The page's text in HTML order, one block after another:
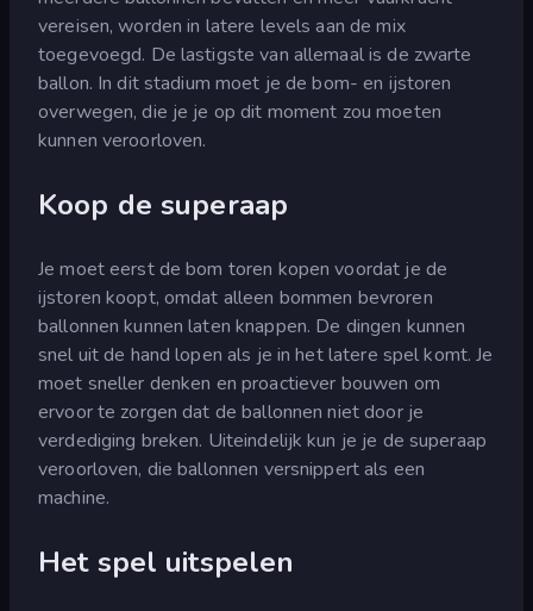
vereisen, worden in latere levels aan de mix
toegevoegd. De lastigste van allemaal is de zwarte
ballon. In dit stadium moet je de bom- en ijstoren
overwegen, die je je op dit moment zou moeten
kunnen veroorloven.
Koop de superaap
Je moet eerst de bom toren kopen voordat je de
ijstoren koopt, omdat alleen bommen bevroren
ballonnen kunnen laten knappen. De dingen kunnen
snel uit de hand lopen als je in het latere spel komt. Je
moet sneller denken en proactiever bouwen om
ervoor te zorgen dat de ballonnen niet door je
verdediging breken. Uiteindelijk kun je je de superaap
veroorloven, die ballonnen versnippert als een
machine.
Het spel uitspelen